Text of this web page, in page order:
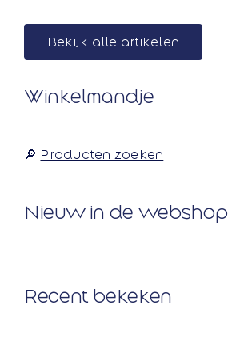
naar
Bekijk alle artikelen
Winkelmandje
🔎 Producten zoeken
Nieuw in de webshop
Recent bekeken